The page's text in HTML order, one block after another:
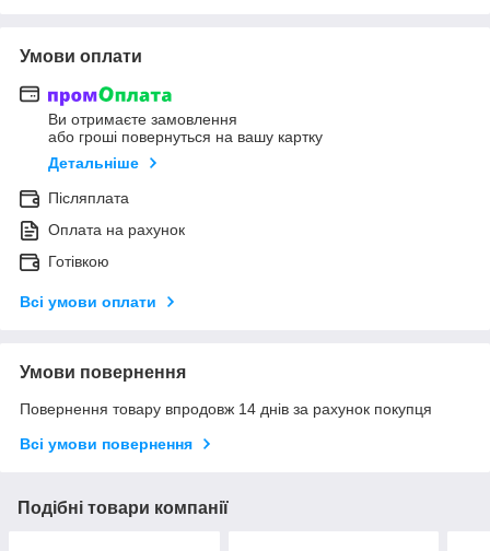
Умови оплати
Ви отримаєте замовлення
або гроші повернуться на вашу картку
Детальніше
Післяплата
Оплата на рахунок
Готівкою
Всі умови оплати
Умови повернення
Повернення товару впродовж 14 днів за рахунок покупця
Всі умови повернення
Подібні товари компанії